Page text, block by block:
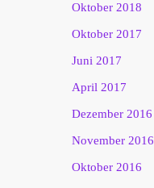
Oktober 2018
Oktober 2017
Juni 2017
April 2017
Dezember 2016
November 2016
Oktober 2016